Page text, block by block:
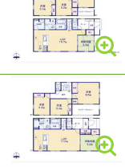
初めての住宅購入
そんなお客様に、
にご案内致します！
お探しのご希望を